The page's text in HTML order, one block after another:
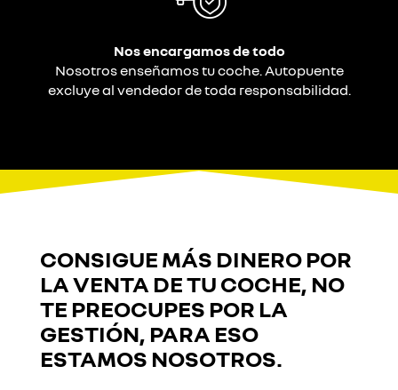
Nos encargamos de todo
Nosotros enseñamos tu coche. Autopuente
excluye al vendedor de toda responsabilidad.
CONSIGUEMÁS DINEROPOR
LA VENTA DE TU COCHE, NO
TE PREOCUPES POR LA
GESTIÓN, PARA ESO
ESTAMOS NOSOTROS.